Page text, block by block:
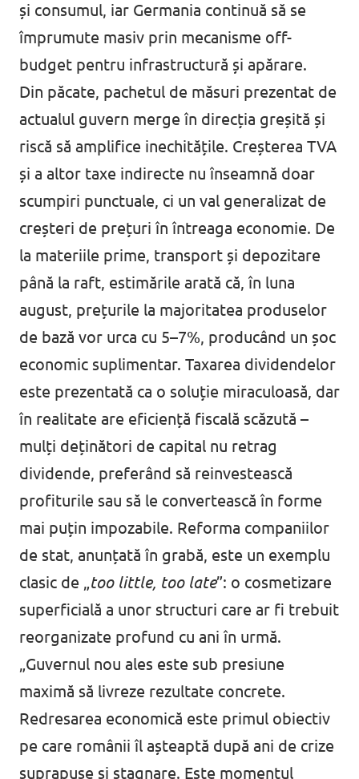
și consumul, iar Germania continuă să se
împrumute masiv prin mecanisme off-
budget pentru infrastructură și apărare.
Din păcate, pachetul de măsuri prezentat de
actualul guvern merge în direcția greșită și
riscă să amplifice inechitățile. Creșterea TVA
și a altor taxe indirecte nu înseamnă doar
scumpiri punctuale, ci un val generalizat de
creșteri de prețuri în întreaga economie. De
la materiile prime, transport și depozitare
până la raft, estimările arată că, în luna
august, prețurile la majoritatea produselor
de bază vor urca cu 5–7%, producând un șoc
economic suplimentar. Taxarea dividendelor
este prezentată ca o soluție miraculoasă, dar
în realitate are eficiență fiscală scăzută –
mulți deținători de capital nu retrag
dividende, preferând să reinvestească
profiturile sau să le convertească în forme
mai puțin impozabile. Reforma companiilor
de stat, anunțată în grabă, este un exemplu
clasic de „too little, too late”: o cosmetizare
superficială a unor structuri care ar fi trebuit
reorganizate profund cu ani în urmă.
„Guvernul nou ales este sub presiune
maximă să livreze rezultate concrete.
Redresarea economică este primul obiectiv
pe care românii îl așteaptă după ani de crize
suprapuse și stagnare. Este momentul